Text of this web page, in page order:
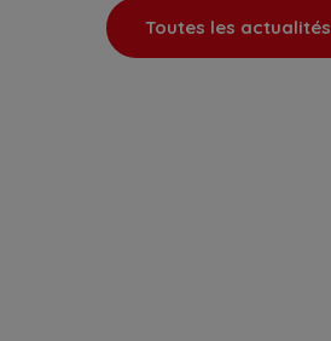
Toutes les actualités